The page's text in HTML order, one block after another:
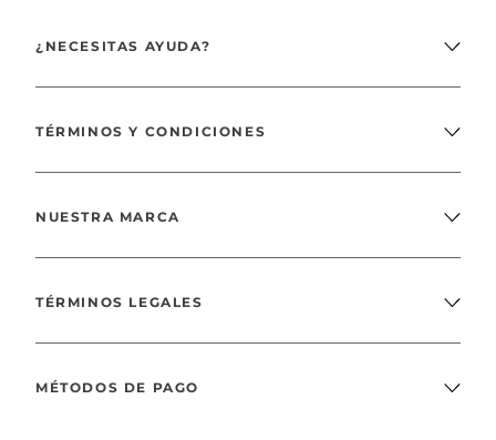
¿NECESITAS AYUDA?
TÉRMINOS Y CONDICIONES
NUESTRA MARCA
TÉRMINOS LEGALES
MÉTODOS DE PAGO